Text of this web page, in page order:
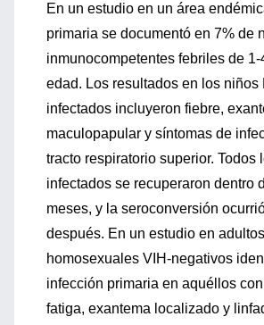
En un estudio en un área
primaria se documentó en 7% de
inmunocompetentes febriles de
edad. Los resultados en los niños
infectados incluyeron fiebre,
maculopapular y síntomas de
tracto respiratorio superior. Todos
infectados se recuperaron dentro
meses, y la seroconversión
después. En un estudio en
homosexuales VIH-negativos
infección primaria en aquéllos
fatiga, exantema localizado y